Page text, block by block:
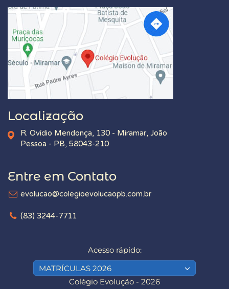
Localização
R. Ovídio Mendonça, 130 - Miramar, João
Pessoa - PB, 58043-210
Entre em Contato
evolucao@colegioevolucaopb.com.br
(83) 3244-7711
Colégio Evolução - 2026
Acesso rápido:
MATRÍCULAS 2026